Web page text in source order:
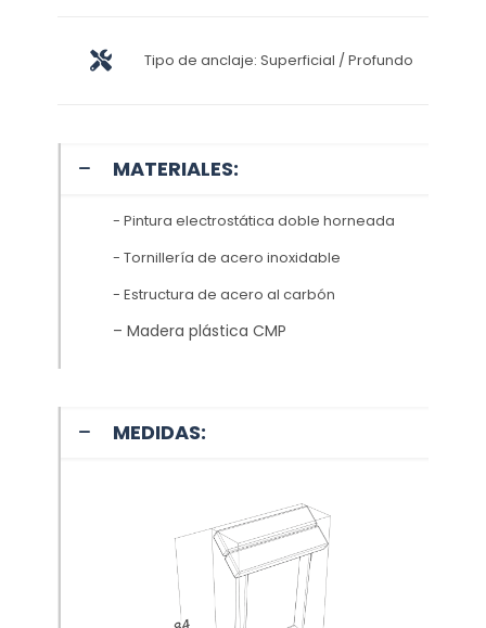
Tipo de anclaje: Superficial / Profundo
MATERIALES:
- Pintura electrostática doble horneada
- Tornillería de acero inoxidable
- Estructura de acero al carbón
– Madera plástica CMP
MEDIDAS: